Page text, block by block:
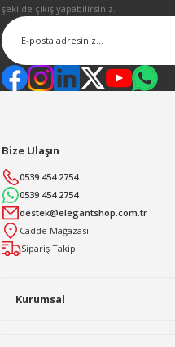
şekilde çıkış yapabilirsiniz.
Kurumsal
Bize Ulaşın
0539 454 2754
0539 454 2754
destek@elegantshop.com.tr
Cadde Mağazası
Sipariş Takip